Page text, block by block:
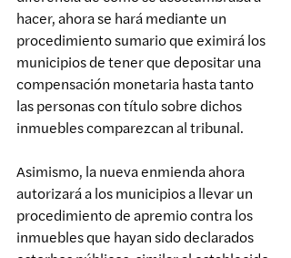
hacer, ahora se hará mediante un
procedimiento sumario que eximirá los
municipios de tener que depositar una
compensación monetaria hasta tanto
las personas con título sobre dichos
inmuebles comparezcan al tribunal.
Asimismo, la nueva enmienda ahora
autorizará a los municipios a llevar un
procedimiento de apremio contra los
inmuebles que hayan sido declarados